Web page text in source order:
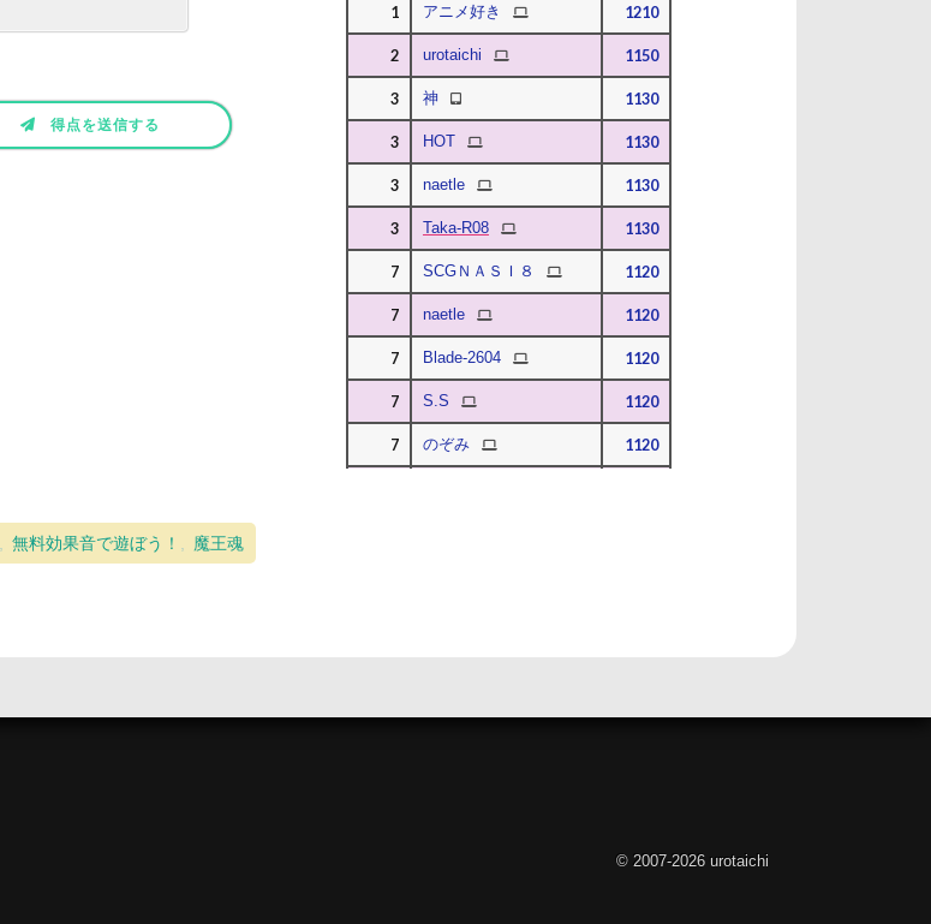
1 アニメ好き PC 1210
2 urotaichi PC 1150
3 神 タブレット 1130
3 HOT PC 1130
3 naetle PC 1130
3 Taka-R08 PC 1130
7 SCGＮＡＳＩ８ PC 1120
7 naetle PC 1120
7 Blade-2604 PC 1120
7 S.S PC 1120
7 のぞみ PC 1120
無料効果音で遊ぼう！ 魔王魂
© 2007-2026 urotaichi